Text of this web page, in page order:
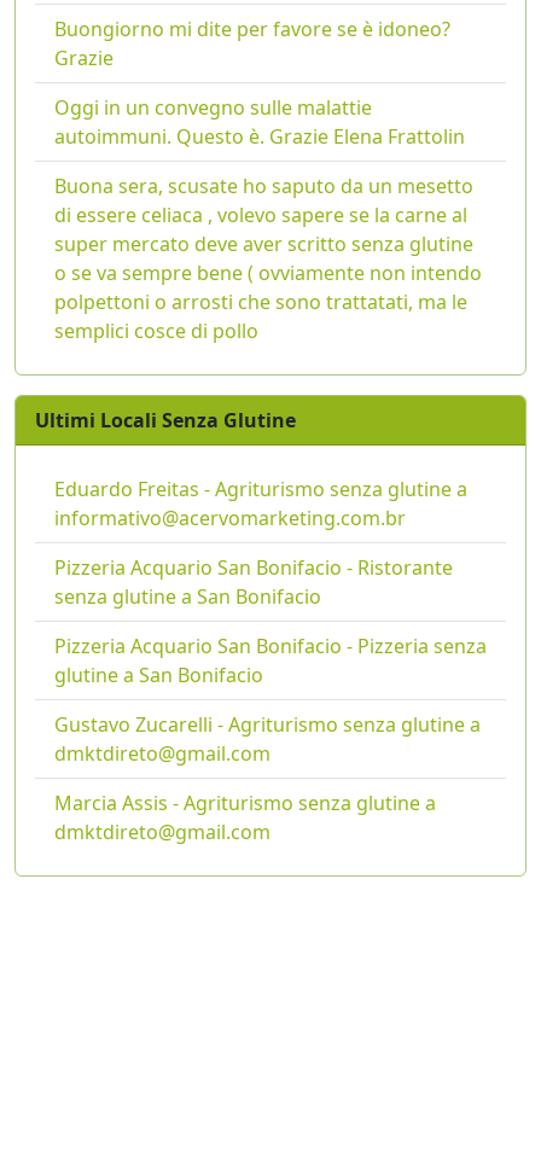
Buongiorno mi dite per favore se è idoneo?
Grazie
Oggi in un convegno sulle malattie
autoimmuni. Questo è. Grazie Elena Frattolin
Buona sera, scusate ho saputo da un mesetto
di essere celiaca , volevo sapere se la carne al
super mercato deve aver scritto senza glutine
o se va sempre bene ( ovviamente non intendo
polpettoni o arrosti che sono trattatati, ma le
semplici cosce di pollo
Ultimi Locali Senza Glutine
Eduardo Freitas - Agriturismo senza glutine a
informativo@acervomarketing.com.br
Pizzeria Acquario San Bonifacio - Ristorante
senza glutine a San Bonifacio
Pizzeria Acquario San Bonifacio - Pizzeria senza
glutine a San Bonifacio
Gustavo Zucarelli - Agriturismo senza glutine a
dmktdireto@gmail.com
Marcia Assis - Agriturismo senza glutine a
dmktdireto@gmail.com